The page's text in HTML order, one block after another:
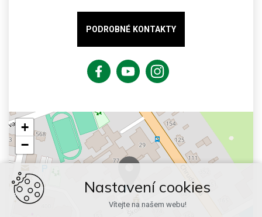
PODROBNÉ KONTAKTY
+
−
Nastavení cookies
Vítejte na našem webu!